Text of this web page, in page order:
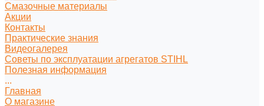
Смазочные материалы
Акции
Контакты
Практические знания
Видеогалерея
Советы по эксплуатации агрегатов STIHL
Полезная информация
...
Главная
О магазине